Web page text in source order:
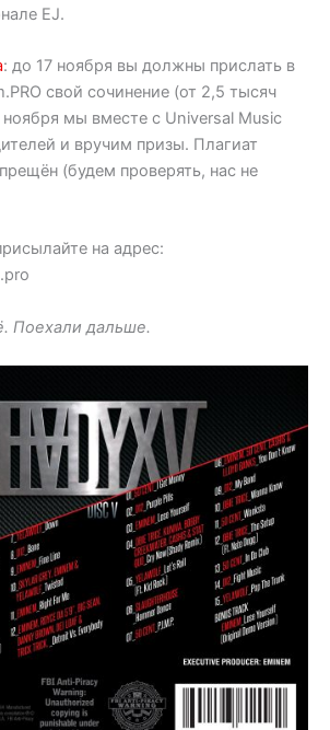
EJ.
: до 17 ноября вы должны прислать в
свой сочинение (от 2,5 тысяч
мы вместе с Universal Music
и вручим призы. Плагиат
(будем проверять, нас не
на адрес:
Поехали дальше.